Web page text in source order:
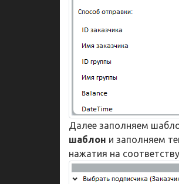
Далее заполняем
шаблон и заполняем
нажатия на